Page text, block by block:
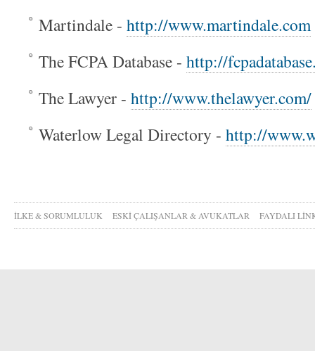
Martindale - http://www.martindale.com
The FCPA Database - http://
The Lawyer - http://www.thelawyer.com/
Waterlow Legal Directory - http://
İLKE & SORUMLULUK ESKİ ÇALIŞANLAR & AVUKATLAR FAYDALI